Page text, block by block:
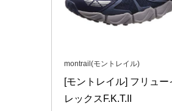
montrail(モントレイル)
[モントレイル] フリュー
レックスF.K.T.II